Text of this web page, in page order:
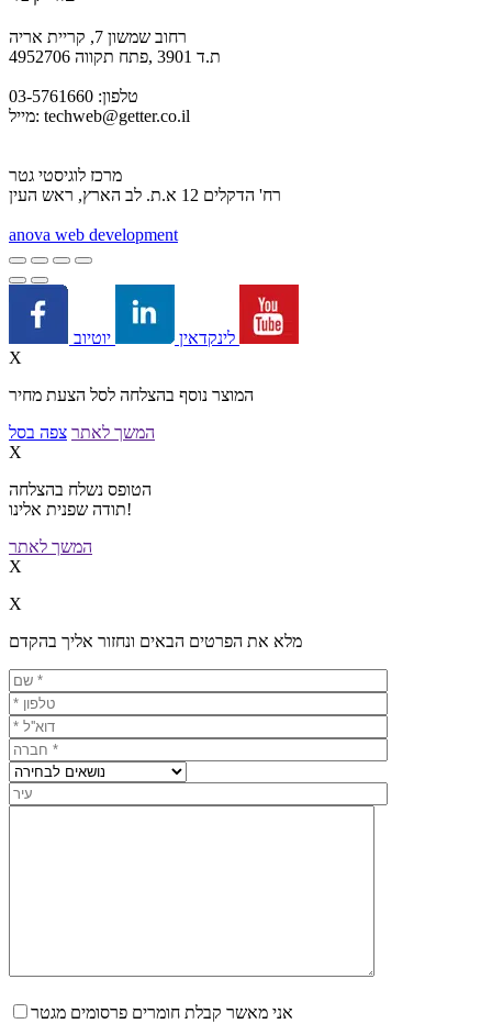
רחוב שמשון 7, קריית אריה
ת.ד 3901 ,פתח תקווה 4952706
טלפון: 03-5761660
מייל: techweb@getter.co.il
מרכז לוגיסטי גטר
רח' הדקלים 12 א.ת. לב הארץ, ראש העין
anova web development
לינקדאין
X
המוצר נוסף בהצלחה לסל הצעת מחיר
המשך לאתר צפה בסל
X
הטופס נשלח בהצלחה
תודה שפנית אלינו!
המשך לאתר
X
X
מלא את הפרטים הבאים ונחזור אליך בהקדם
אני מאשר קבלת חומרים פרסומים מגטר